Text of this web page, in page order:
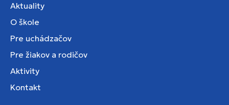
Aktuality
O škole
Pre uchádzačov
Pre žiakov a rodičov
Aktivity
Kontakt